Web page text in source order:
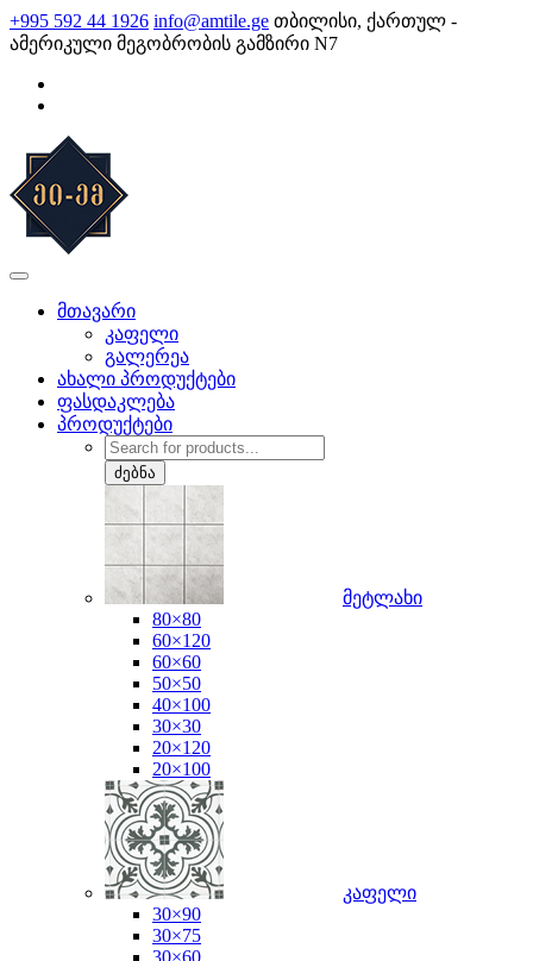
Skip
to
content
+995 592 44 1926 info@amtile.ge თბილისი, ქართულ -
ამერიკული მეგობრობის გამზირი N7
მთავარი
კაფელი
გალერეა
ახალი პროდუქტები
ფასდაკლება
პროდუქტები
Products
search
ძებნა
მეტლახი
80×80
60×120
60×60
50×50
40×100
30×30
20×120
20×100
კაფელი
30×90
30×75
30×60